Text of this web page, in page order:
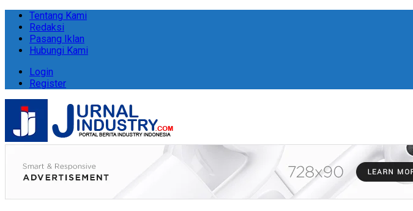
Tentang Kami
Redaksi
Pasang Iklan
Hubungi Kami
Login
Register